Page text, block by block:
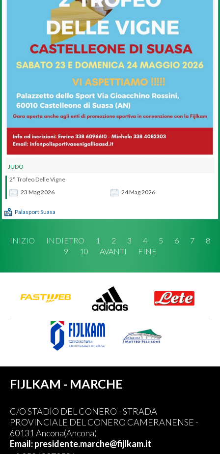
JUDO
23 Mag2026 24Mag2026
2° Trofeo Delle Vigne
Palasport Suasa
INIZIO INDIETRO 1 2 3 4 5 6 7
8
9
10 AVANTI FINE
FIJLKAM - MARCHE
C/O STADIO DEL CONERO - STRADA
PROVINCIALE DEL CONERO CAMERANENSE -
60131 Ancona(Ancona)
Email: presidente.marche@fijlkam.it